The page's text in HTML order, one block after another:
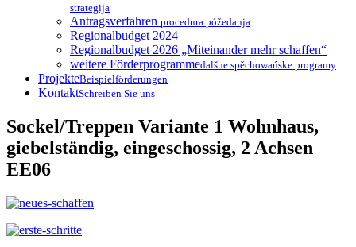
strategija
Antragsverfahren procedura póžedanja
Regionalbudget 2024
Regionalbudget 2026 „Miteinander mehr schaffen“
weitere Förderprogrammedalšne spěchowańske programy
ProjekteBeispielförderungen
KontaktSchreiben Sie uns
Sockel/Treppen Variante 1 Wohnhaus,
giebelständig, eingeschossig, 2 Achsen
EE06